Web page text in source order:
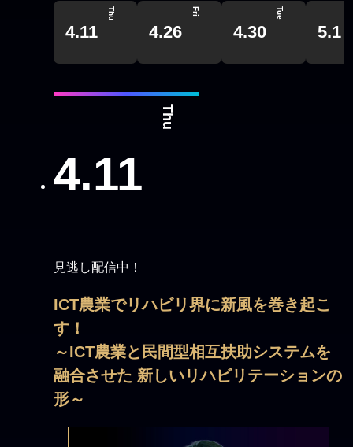
4.11
Thu
4.26
Fri
4.30
Tue
5.1
4.11
Thu
見逃し配信中！
ICT農業でリハビリ界に新風を巻き起こ
す！
～ICT農業と民間型相互扶助システムを
融合させた 新しいリハビリテーションの
形～